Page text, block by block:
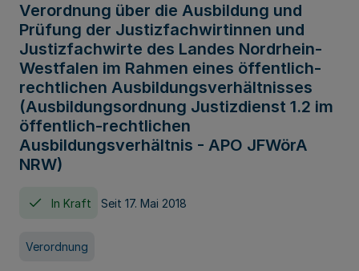
Verordnung über die Ausbildung und
Prüfung der Justizfachwirtinnen und
Justizfachwirte des Landes Nordrhein-
Westfalen im Rahmen eines öffentlich-
rechtlichen Ausbildungsverhältnisses
(Ausbildungsordnung Justizdienst 1.2 im
öffentlich-rechtlichen
Ausbildungsverhältnis - APO JFWörA
NRW)
In Kraft Seit 17. Mai 2018
Verordnung